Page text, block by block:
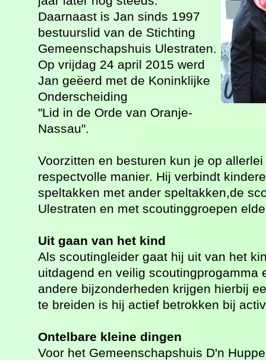
Daarnaast is Jan sinds 1997
bestuurslid van de Stichting
Gemeenschapshuis Ulestraten.
Op vrijdag 24 april 2015 werd
Jan geëerd met de Koninklijke
Onderscheiding
"Lid in de Orde van Oranje-
Nassau".
Voorzitten en besturen kun je op
respectvolle manier. Hij verbindt
speltakken met ander speltakken,de
Ulestraten en met scoutinggroepen
Uit gaan van het kind
Als scoutingleider gaat hij uit van het
uitdagend en veilig scoutingprogamma
andere bijzonderheden krijgen hierbij
te breiden is hij actief betrokken bij
Ontelbare kleine dingen
Voor het Gemeenschapshuis D'n